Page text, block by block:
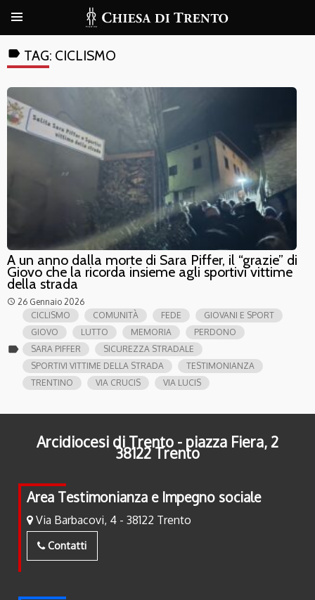
label TAG: CICLISMO
A un anno dalla morte di Sara Piffer, il “grazie” di
Giovo che la ricorda insieme agli sportivi vittime
della strada
access_time 26 Gennaio 2026
label
CICLISMO COMUNITÀ FEDE
GIOVANI E SPORT
GIOVO
LUTTO MEMORIA
PERDONO
SARA PIFFER
SICUREZZA STRADALE
SPORTIVI VITTIME DELLA STRADA
TESTIMONIANZA
TRENTINO
VIA CRUCIS VIA LUCIS
Arcidiocesi di Trento - piazza Fiera, 2
38122 Trento
Area Testimonianza e Impegno sociale
Via Barbacovi, 4 - 38122 Trento
Contatti